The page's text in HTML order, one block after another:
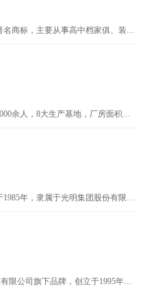
展示柜
户外家具
商标，主要从事高中档家俱、装
余人，8大生产基地，厂房面积达
年，隶属于光明集团股份有限公
限公司旗下品牌，创立于1995年，